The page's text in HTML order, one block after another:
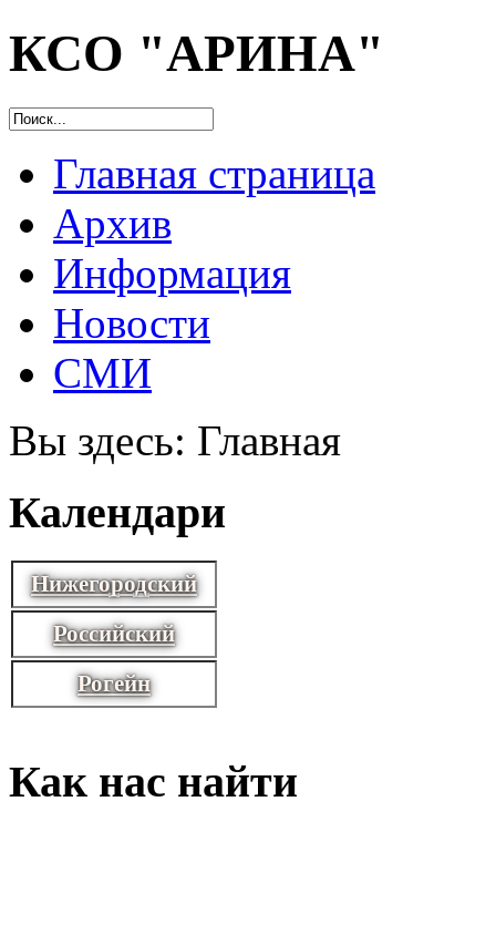
КСО "АРИНА"
Главная страница
Архив
Информация
Новости
СМИ
Вы здесь: Главная
Календари
Нижегородский
Российский
Рогейн
Как нас найти